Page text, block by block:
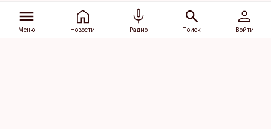
Меню Новости Радио Поиск Войти